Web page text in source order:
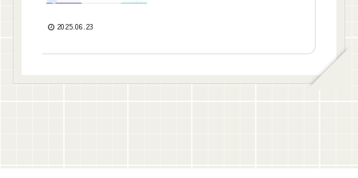
2025.06.23